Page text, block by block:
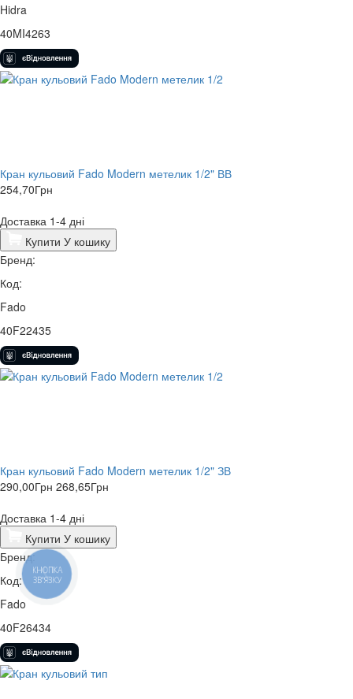
Hidra
40MI4263
Кран кульовий Fado Modern метелик 1/2" ВВ
254,70Грн
Доставка 1-4 дні
Купити У кошику
Бренд:
Код:
Fado
40F22435
Кран кульовий Fado Modern метелик 1/2" ЗВ
290,00Грн 268,65Грн
Доставка 1-4 дні
Купити У кошику
Бренд:
Код:
Fado
40F26434
КНОПКА
ЗВ'ЯЗКУ